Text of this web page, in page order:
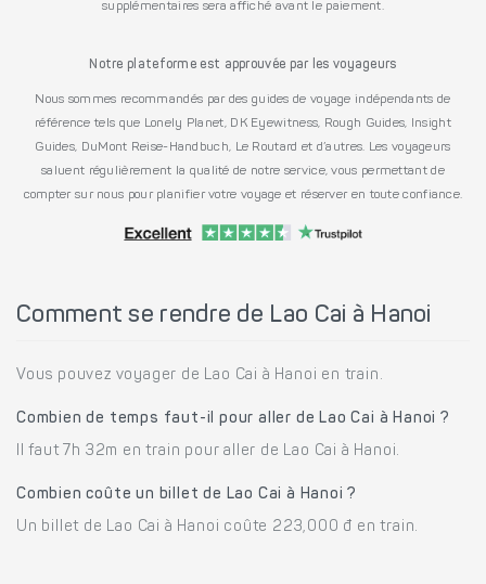
supplémentaires sera affiché avant le paiement.
Notre plateforme est approuvée par les voyageurs
Nous sommes recommandés par des guides de voyage indépendants de
référence tels que Lonely Planet, DK Eyewitness, Rough Guides, Insight
Guides, DuMont Reise-Handbuch, Le Routard et d’autres. Les voyageurs
saluent régulièrement la qualité de notre service, vous permettant de
compter sur nous pour planifier votre voyage et réserver en toute confiance.
Comment se rendre de Lao Cai à Hanoi
Vous pouvez voyager de Lao Cai à Hanoi en train.
Combien de temps faut-il pour aller de Lao Cai à Hanoi ?
Il faut 7h 32m en train pour aller de Lao Cai à Hanoi.
Combien coûte un billet de Lao Cai à Hanoi ?
Un billet de Lao Cai à Hanoi coûte 223,000 đ en train.